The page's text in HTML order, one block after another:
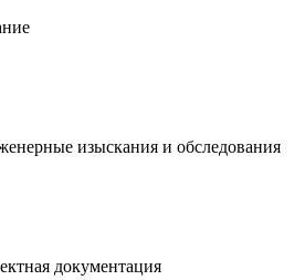
изыскания и обследования
документация